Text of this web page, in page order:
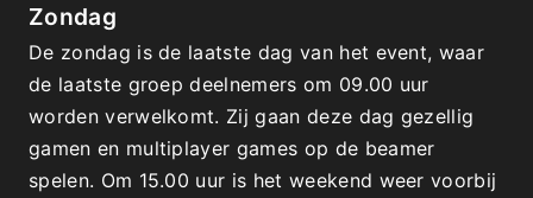
Zondag
De zondag is de laatste dag van het event, waar
de laatste groep deelnemers om 09.00 uur
worden verwelkomt. Zij gaan deze dag gezellig
gamen en multiplayer games op de beamer
spelen. Om 15.00 uur is het weekend weer voorbij